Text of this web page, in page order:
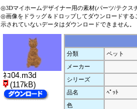
◎3Dマイホームデザイナー用の素材(パーツ/テクス
◎画像をドラッグ＆ドロップしてダウンロードす
示されていないデータはダウンロードできません。
ﾈｺ04.m3d
(117kB)
分類
ペット
メーカー
シリーズ
品名
ﾍﾟｯﾄ
色